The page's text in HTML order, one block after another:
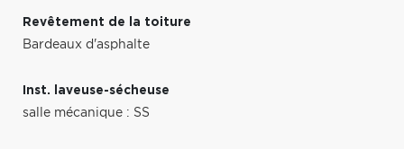
Revêtement de la toiture
Bardeaux d'asphalte
Inst. laveuse-sécheuse
salle mécanique : SS